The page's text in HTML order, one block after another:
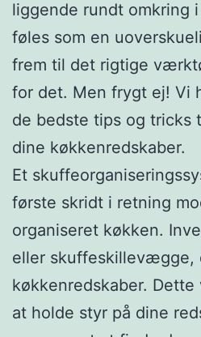
liggende rundt omkring
føles som en
frem til det rigtige
for det. Men frygt ej! Vi
de bedste tips og tricks
dine køkkenredskaber.
Et
første skridt i retning
organiseret køkken.
eller skuffeskillevægge,
køkkenredskaber.
at holde styr på dine